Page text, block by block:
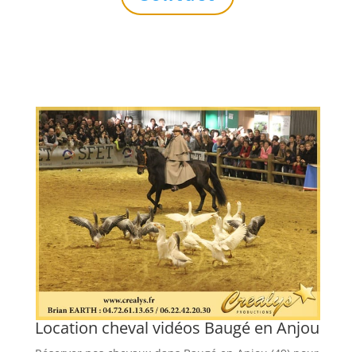
Location cheval vidéos Baugé en Anjou